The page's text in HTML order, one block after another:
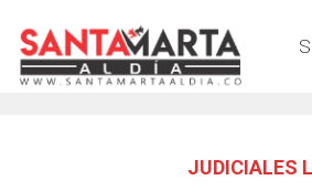
JUDICIALES